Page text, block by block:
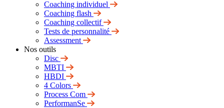
Coaching individuel
Coaching flash
Coaching collectif
Tests de personnalité
Assessment
Nos outils
Disc
MBTI
HBDI
4 Colors
Process Com
PerformanSe